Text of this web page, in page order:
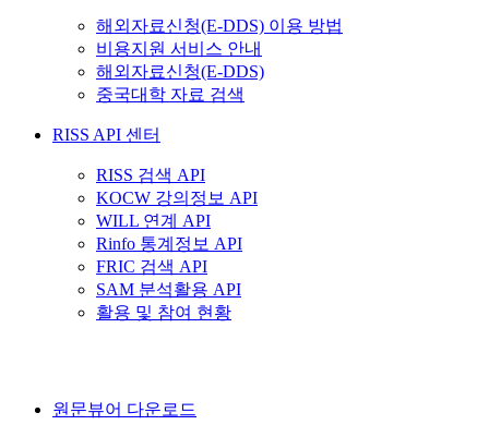
해외자료신청(E-DDS) 이용 방법
비용지원 서비스 안내
해외자료신청(E-DDS)
중국대학 자료 검색
RISS API 센터
RISS 검색 API
KOCW 강의정보 API
WILL 연계 API
Rinfo 통계정보 API
FRIC 검색 API
SAM 분석활용 API
활용 및 참여 현황
원문뷰어 다운로드